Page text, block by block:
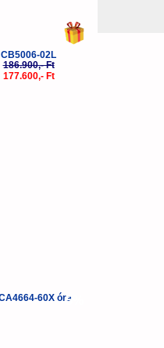
CB5006-02L
186.900,- Ft
177.600,- Ft
-5%